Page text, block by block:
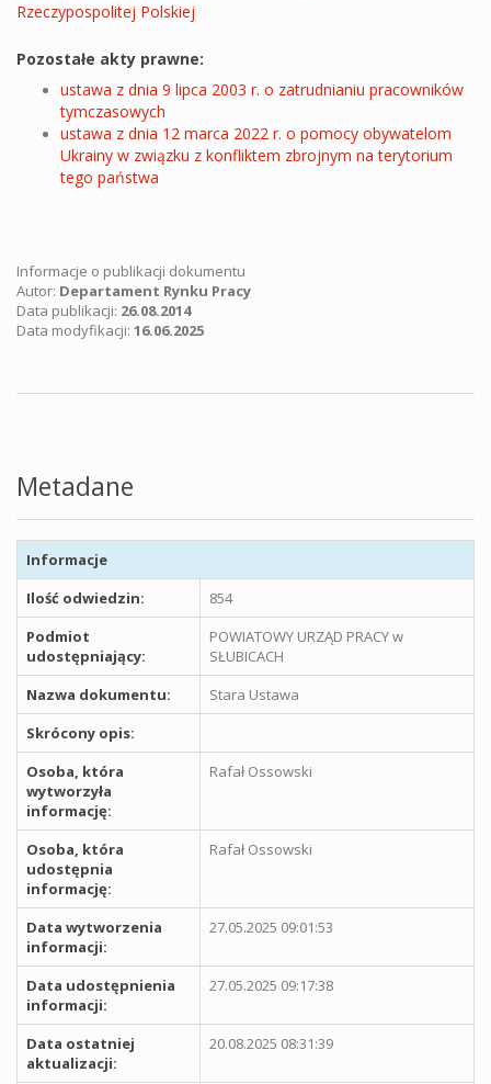
Rzeczypospolitej Polskiej
Pozostałe akty prawne:
ustawa z dnia 9 lipca 2003 r. o zatrudnianiu pracowników
tymczasowych
ustawa z dnia 12 marca 2022 r. o pomocy obywatelom
Ukrainy w związku z konfliktem zbrojnym na terytorium
tego państwa
Informacje o publikacji dokumentu
Autor: Departament Rynku Pracy
Data publikacji: 26.08.2014
Data modyfikacji: 16.06.2025
Metadane
Informacje
Ilość odwiedzin:
854
Podmiot
udostępniający:
POWIATOWY URZĄD PRACY w
SŁUBICACH
Nazwa dokumentu:
Stara Ustawa
Skrócony opis:
Osoba, która
wytworzyła
informację:
Rafał Ossowski
Osoba, która
udostępnia
informację:
Rafał Ossowski
Data wytworzenia
informacji:
27.05.2025 09:01:53
Data udostępnienia
informacji:
27.05.2025 09:17:38
Data ostatniej
aktualizacji:
20.08.2025 08:31:39